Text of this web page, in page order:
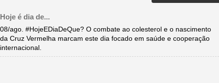
Hoje é dia de...
08/ago. #HojeEDiaDeQue? O combate ao colesterol e o nascimento
da Cruz Vermelha marcam este dia focado em saúde e cooperação
internacional.